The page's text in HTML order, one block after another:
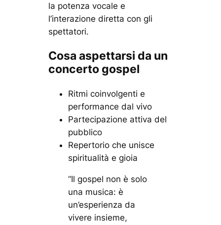
la potenza vocale e
l’interazione diretta con gli
spettatori.
Cosa aspettarsi da un
concerto gospel
Ritmi coinvolgenti e
performance dal vivo
Partecipazione attiva del
pubblico
Repertorio che unisce
spiritualità e gioia
“Il gospel non è solo
una musica: è
un’esperienza da
vivere insieme,